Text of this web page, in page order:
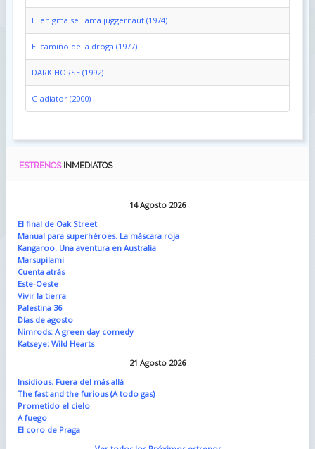
El enigma se llama juggernaut (1974)
El camino de la droga (1977)
DARK HORSE (1992)
Gladiator (2000)
ESTRENOS INMEDIATOS
14 Agosto 2026
El final de Oak Street
Manual para superhéroes. La máscara roja
Kangaroo. Una aventura en Australia
Marsupilami
Cuenta atrás
Este-Oeste
Vivir la tierra
Palestina 36
Días de agosto
Nimrods: A green day comedy
Katseye: Wild Hearts
21 Agosto 2026
Insidious. Fuera del más allá
The fast and the furious (A todo gas)
Prometido el cielo
A fuego
El coro de Praga